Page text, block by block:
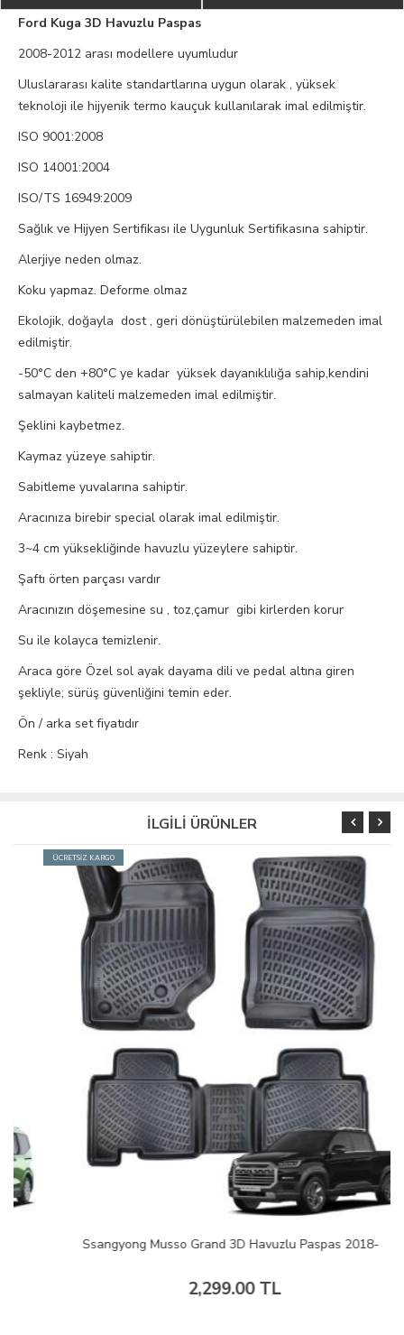
Ford Kuga 3D Havuzlu Paspas
2008-2012 arası modellere uyumludur
Uluslararası kalite standartlarına uygun olarak , yüksek
teknoloji ile hijyenik termo kauçuk kullanılarak imal edilmiştir.
ISO 9001:2008
ISO 14001:2004
ISO/TS 16949:2009
Sağlık ve Hijyen Sertifikası ile Uygunluk Sertifikasına sahiptir.
Alerjiye neden olmaz.
Koku yapmaz. Deforme olmaz
Ekolojik, doğayla dost , geri dönüştürülebilen malzemeden imal
edilmiştir.
-50°C den +80°C ye kadar yüksek dayanıklılığa sahip,kendini
salmayan kaliteli malzemeden imal edilmiştir.
Şeklini kaybetmez.
Kaymaz yüzeye sahiptir.
Sabitleme yuvalarına sahiptir.
Aracınıza birebir special olarak imal edilmiştir.
3~4 cm yüksekliğinde havuzlu yüzeylere sahiptir.
Şaftı örten parçası vardır
Aracınızın döşemesine su , toz,çamur gibi kirlerden korur
Su ile kolayca temizlenir.
Araca göre Özel sol ayak dayama dili ve pedal altına giren
şekliyle; sürüş güvenliğini temin eder.
Ön / arka set fiyatıdır
Renk : Siyah
İLGİLİ ÜRÜNLER
ÜCRETSİZ KARGO
Ssangyong Musso Grand 3D Havuzlu Paspas 2018-
2,299.00 TL